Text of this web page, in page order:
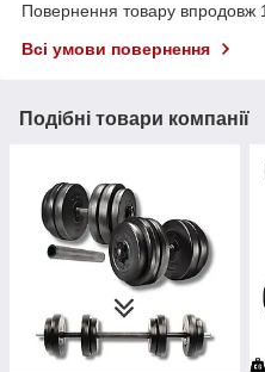
Повернення товару впродовж
Всі умови повернення
Подібні товари компанії